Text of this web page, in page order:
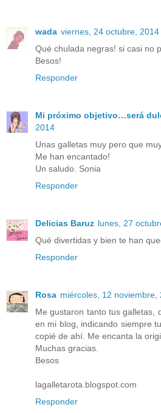
wada viernes, 24 octubre, 2014
Qué chulada negras! si casi no
Besos!
Responder
Mi próximo objetivo…será
2014
Unas galletas muy pero que
Me han encantado!
Un saludo. Sonia
Responder
Delicias Baruz lunes, 27
Qué divertidas y bien te han
Responder
Rosa miércoles, 12 noviembre,
Me gustaron tanto tus galletas,
en mi blog, indicando siempre
copié de ahí. Me encanta la
Muchas gracias.
Besos
lagalletarota.blogspot.com
Responder